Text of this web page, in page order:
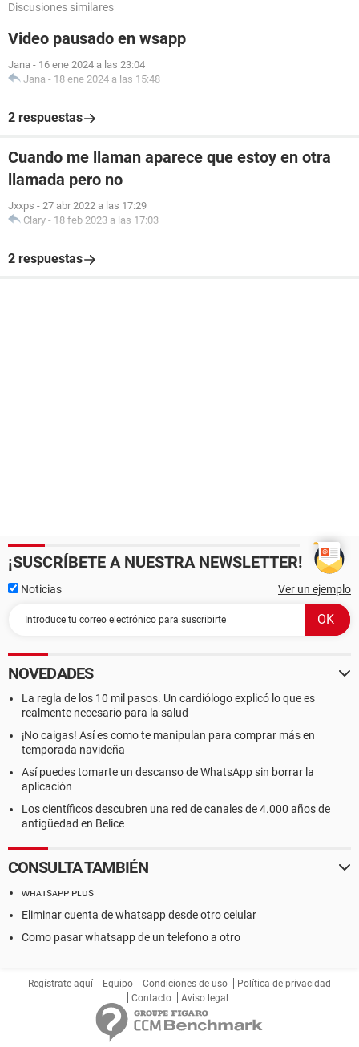
Discusiones similares
Video pausado en wsapp
Jana - 16 ene 2024 a las 23:04
Jana - 18 ene 2024 a las 15:48
2 respuestas
Cuando me llaman aparece que estoy en otra
llamada pero no
Jxxps - 27 abr 2022 a las 17:29
Clary - 18 feb 2023 a las 17:03
2 respuestas
¡SUSCRÍBETE A NUESTRA NEWSLETTER!
Noticias Ver un ejemplo
NOVEDADES
La regla de los 10 mil pasos. Un cardiólogo explicó lo que es
realmente necesario para la salud
¡No caigas! Así es como te manipulan para comprar más en
temporada navideña
Así puedes tomarte un descanso de WhatsApp sin borrar la
aplicación
Los científicos descubren una red de canales de 4.000 años de
antigüedad en Belice
CONSULTA TAMBIÉN
ᴡʜᴀᴛsᴀᴘᴘ ᴘʟᴜs
Eliminar cuenta de whatsapp desde otro celular
Como pasar whatsapp de un telefono a otro
Regístrate aquí Equipo Condiciones de uso
Política de privacidad
Contacto
Aviso legal